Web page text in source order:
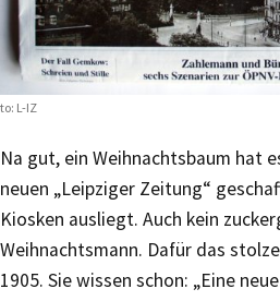
L-IZ
Na gut, ein Weihnachtsbaum hat
neuen „Leipziger Zeitung“
Kiosken ausliegt. Auch kein
Weihnachtsmann. Dafür das
1905. Sie wissen schon: „Eine